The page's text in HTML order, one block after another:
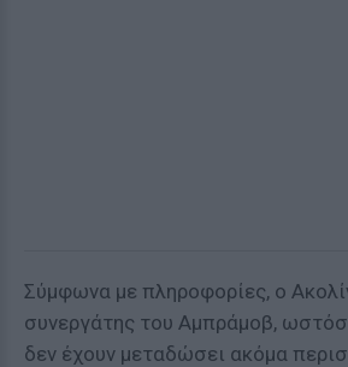
Σύμφωνα με πληροφορίες, ο
συνεργάτης του Αμπράμοβ,
δεν έχουν μεταδώσει ακόμα